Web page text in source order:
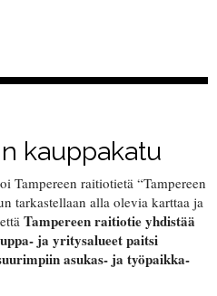
kauppakatu
Tampereen raitiotietä “Tampereen
tarkastellaan alla olevia karttaa ja
Tampereen raitiotie yhdistää
ja yritysalueet paitsi
asukas- ja työpaikka-